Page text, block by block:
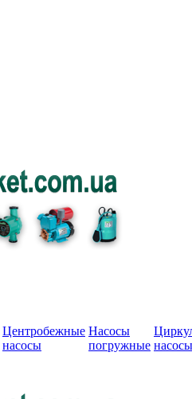
Центробежные
насосы
Насосы
погружные насосы